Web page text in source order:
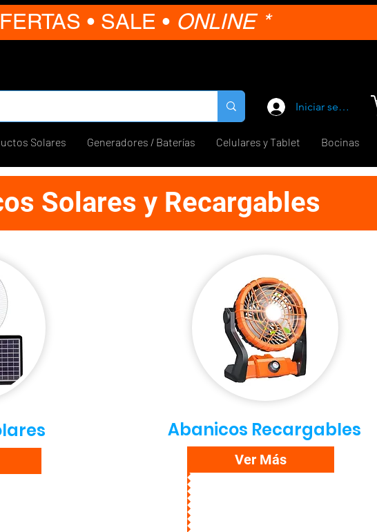
• SALE •ONLINE *
Iniciar sesión
Solares Generadores / Baterías Celulares y Tablet Bocinas
Solares y Recargables
Abanicos Recargables
Ver Más